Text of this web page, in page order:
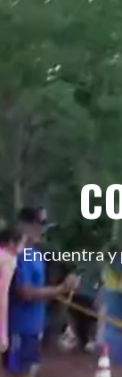
Encuentra